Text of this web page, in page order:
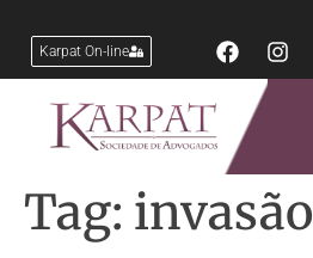
Karpat On-line
Tag: invasão